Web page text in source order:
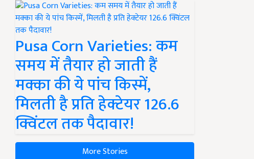
Pusa Corn Varieties: कम
समय में तैयार हो जाती हैं
मक्का की ये पांच किस्में,
मिलती है प्रति हेक्टेयर 126.6
क्विंटल तक पैदावार!
More Stories